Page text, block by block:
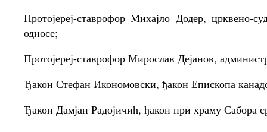
Протојереј-ставрофор Михајло Додер, црквено-
односе;
Протојереј-ставрофор Мирослав Дејанов,
Ђакон Стефан Икономовски, ђакон Епископа
Ђакон Дамјан Радојичић, ђакон при храму Сабора